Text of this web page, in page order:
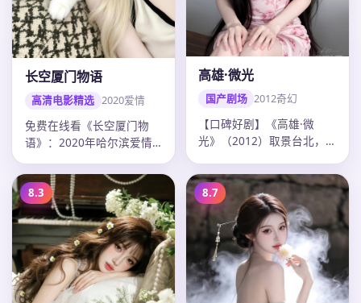
长空厦门物语
高清电影精选 2020爱情
免费在线看《长空厦门物
语》：2020年哈尔滨爱情
晓彤、易…
高雄·微光
国产剧场 2012奇幻
【口碑好剧】《高雄·微
光》（2012）取景台北，
陈意涵，…
8.3 8.7